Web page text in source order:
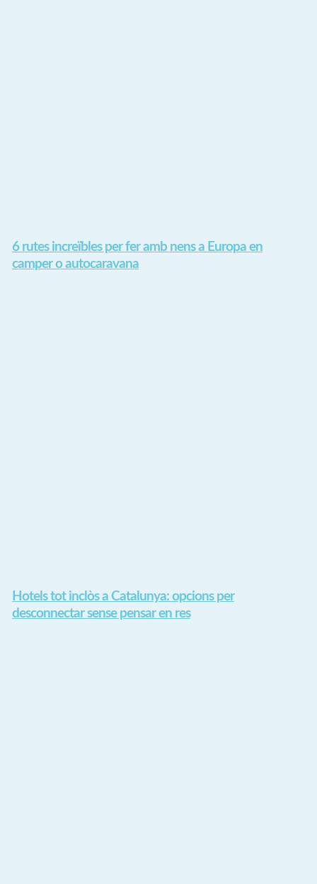
6 rutes increïbles per fer amb nens a Europa en
camper o autocaravana
Hotels tot inclòs a Catalunya: opcions per
desconnectar sense pensar en res